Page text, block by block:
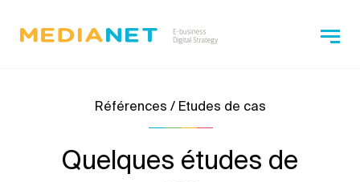
Références / Etudes de cas
Quelques études de